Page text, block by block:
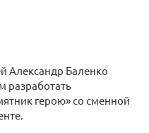
Александр Баленко
разработать
герою» со сменной